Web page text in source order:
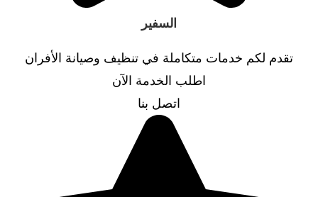
السفير
تقدم لكم خدمات متكاملة في تنظيف وصيانة الأفران
اطلب الخدمة الآن
اتصل بنا